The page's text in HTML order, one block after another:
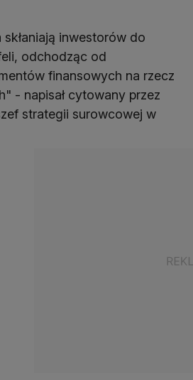
inwestorów do
odchodząc od
finansowych na rzecz
- napisał cytowany przez
strategii surowcowej w